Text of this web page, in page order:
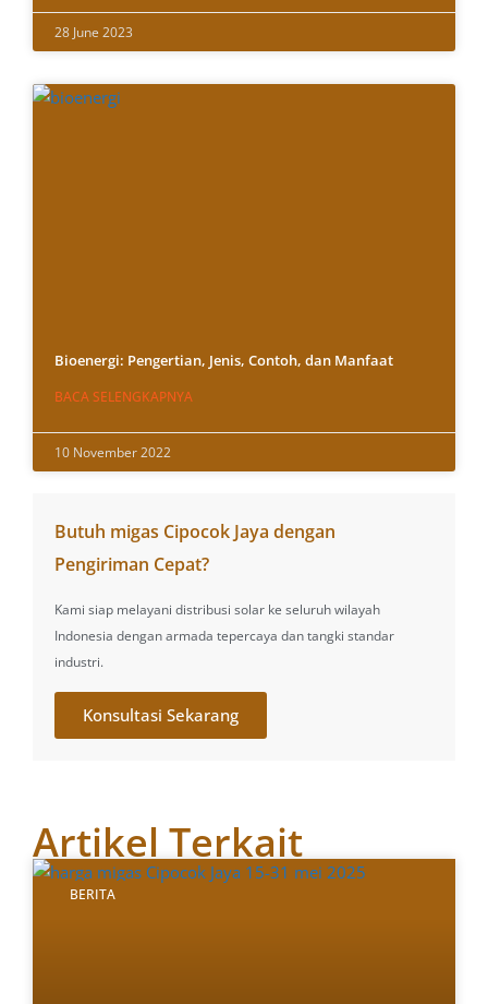
28 June 2023
Bioenergi: Pengertian, Jenis, Contoh, dan Manfaat
BACA SELENGKAPNYA
10 November 2022
Butuh migas Cipocok Jaya dengan
Pengiriman Cepat?
Kami siap melayani distribusi solar ke seluruh wilayah
Indonesia dengan armada tepercaya dan tangki standar
industri.
Konsultasi Sekarang
Artikel Terkait
BERITA